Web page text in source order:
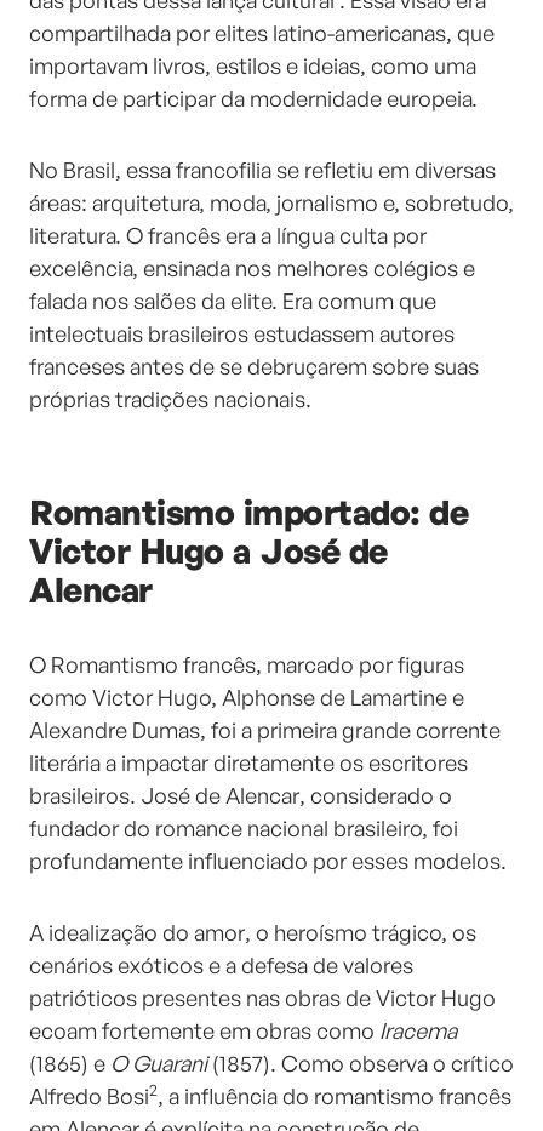
compartilhada por elites latino-americanas, que
importavam livros, estilos e ideias, como uma
forma de participar da modernidade europeia.
No Brasil, essa francofilia se refletiu em diversas
áreas: arquitetura, moda, jornalismo e, sobretudo,
literatura. O francês era a língua culta por
excelência, ensinada nos melhores colégios e
falada nos salões da elite. Era comum que
intelectuais brasileiros estudassem autores
franceses antes de se debruçarem sobre suas
próprias tradições nacionais.
Romantismo importado: de
Victor Hugo a José de
Alencar
O Romantismo francês, marcado por figuras
como Victor Hugo, Alphonse de Lamartine e
Alexandre Dumas, foi a primeira grande corrente
literária a impactar diretamente os escritores
brasileiros. José de Alencar, considerado o
fundador do romance nacional brasileiro, foi
profundamente influenciado por esses modelos.
A idealização do amor, o heroísmo trágico, os
cenários exóticos e a defesa de valores
patrióticos presentes nas obras de Victor Hugo
ecoam fortemente em obras como Iracema
(1865) e O Guarani(1857). Como observa o crítico
Alfredo Bosi2, a influência do romantismo francês